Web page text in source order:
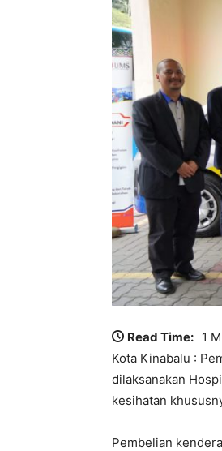
Read Time: 1
Kota Kinabalu :
dilaksanakan
kesihatan
Pembelian